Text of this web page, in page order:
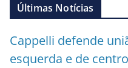
Últimas Notícias
Cappelli defende
esquerda e de